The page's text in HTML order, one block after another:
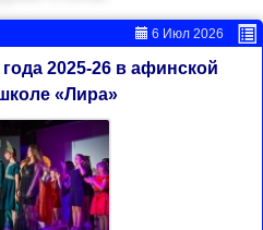
6 Июл 2026
2025-26 в афинской
«Лира»